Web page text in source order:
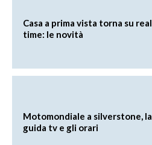
Casa a prima vista torna su real
time: le novità
Motomondiale a silverstone, la
guida tv e gli orari